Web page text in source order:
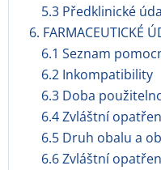
5.3 Předklinické
6. FARMACEUTICKÉ
6.1 Seznam
6.2 Inkompatibility
6.3 Doba
6.4 Zvláštní
6.5 Druh obalu a
6.6 Zvláštní